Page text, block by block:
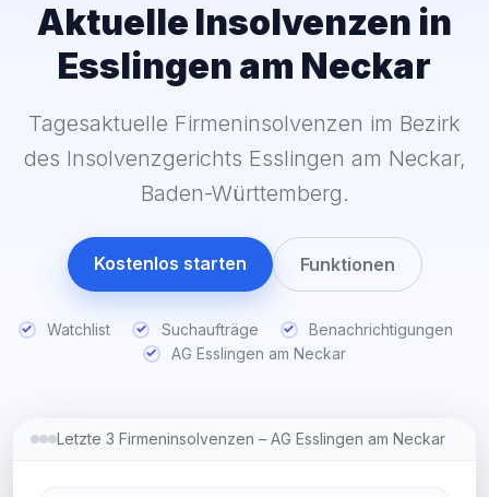
Aktuelle Insolvenzen in
Esslingen am Neckar
Tagesaktuelle Firmeninsolvenzen im Bezirk
des Insolvenzgerichts Esslingen am Neckar,
Baden-Württemberg.
Kostenlos starten Funktionen
Watchlist Suchaufträge
Benachrichtigungen
AG Esslingen am Neckar
Letzte 3 Firmeninsolvenzen – AG Esslingen am Neckar